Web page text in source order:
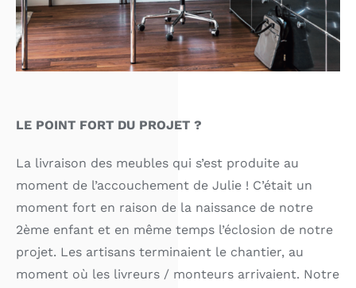
LE POINT FORT DU PROJET ?
La livraison des meubles qui s’est produite au
moment de l’accouchement de Julie ! C’était un
moment fort en raison de la naissance de notre
2ème enfant et en même temps l’éclosion de notre
projet. Les artisans terminaient le chantier, au
moment où les livreurs / monteurs arrivaient. Notre